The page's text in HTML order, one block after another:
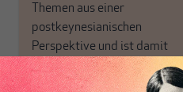
Themen aus einer
postkeynesianischen
Perspektive und ist damit
in Deutschland einzigartig.
MAKROSKOP steht für